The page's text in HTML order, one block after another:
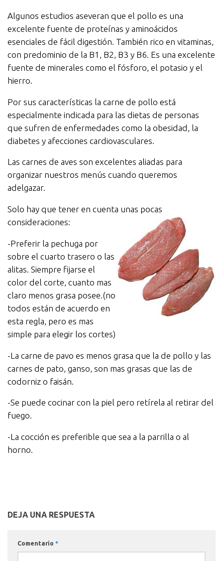
Algunos estudios aseveran que el pollo es una
excelente fuente de proteínas y aminoácidos
esenciales de fácil digestión. También rico en vitaminas,
con predominio de la B1, B2, B3 y B6. Es una excelente
fuente de minerales como el fósforo, el potasio y el
hierro.
Por sus características la carne de pollo está
especialmente indicada para las dietas de personas
que sufren de enfermedades como la obesidad, la
diabetes y afecciones cardiovasculares.
Las carnes de aves son excelentes aliadas para
organizar nuestros menús cuando queremos
adelgazar.
Solo hay que tener en cuenta unas pocas
consideraciones:
-Preferir la pechuga por
sobre el cuarto trasero o las
alitas. Siempre fijarse el
color del corte, cuanto mas
claro menos grasa posee.(no
todos están de acuerdo en
esta regla, pero es mas
simple para elegir los cortes)
-La carne de pavo es menos grasa que la de pollo y las
carnes de pato, ganso, son mas grasas que las de
codorniz o faisán.
-Se puede cocinar con la piel pero retírela al retirar del
fuego.
-La cocción es preferible que sea a la parrilla o al
horno.
DEJA UNA RESPUESTA
Comentario *